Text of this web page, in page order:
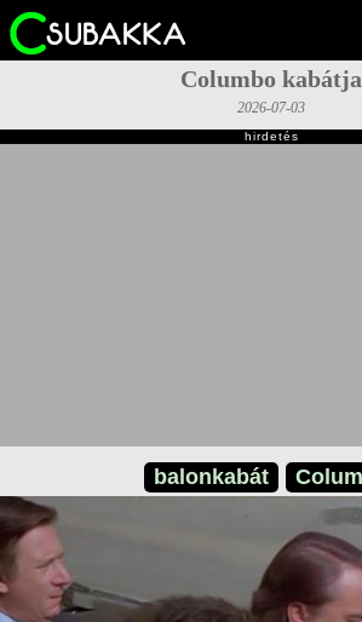
Columbo kabátja
2026-07-03
hirdetés
balonkabát